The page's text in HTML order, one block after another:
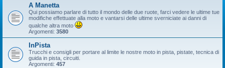
A Manetta
Qui possiamo parlare di tutto il mondo delle due ruote, farci vedere le ultime tue
modifiche effettuate alla moto e vantarsi delle ultime sverniciate ai danni di
qualche altra moto
Argomenti: 3580
InPista
Trucchi e consigli per portare al limite le nostre moto in pista, pistate, tecnica di
guida in pista, circuiti.
Argomenti: 457